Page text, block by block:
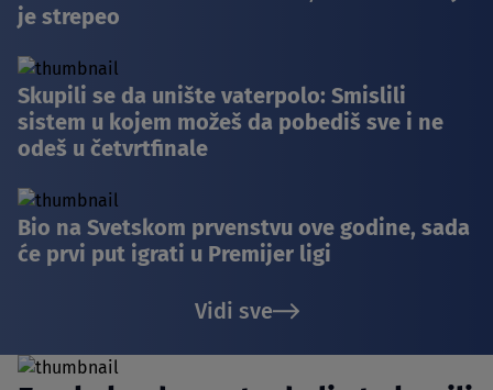
je strepeo
Skupili se da unište vaterpolo: Smislili
sistem u kojem možeš da pobediš sve i ne
odeš u četvrtfinale
Bio na Svetskom prvenstvu ove godine, sada
će prvi put igrati u Premijer ligi
Vidi sve